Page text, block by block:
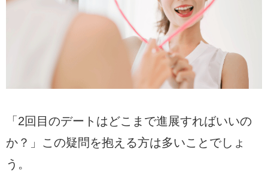
「2回目のデートはどこまで進展すればいいの
か？」この疑問を抱える方は多いことでしょ
う。